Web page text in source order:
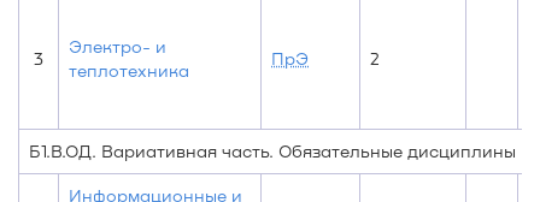
3
Электро- и
теплотехника
ПрЭ 2
Б1.В.ОД. Вариативная часть. Обязательные дисциплины
Информационные и